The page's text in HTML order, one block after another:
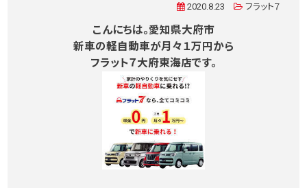
2020.8.23 フラット７
こんにちは。愛知県大府市
新車の軽自動車が月々１万円から
フラット７大府東海店です。